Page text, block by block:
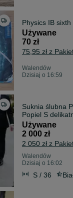
Physics IB sixth
Używane
70 zł
75,95 zł z
Walendów
Dzisiaj o 16:59
Suknia ślubna
Popiel S
Używane
2 000 zł
2 050 zł z
Walendów
Dzisiaj o 16:02
S / 36